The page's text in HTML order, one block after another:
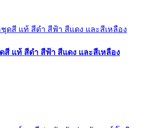
สี แท้ สีดำ สีฟ้า สีแดง และสีเหลือง